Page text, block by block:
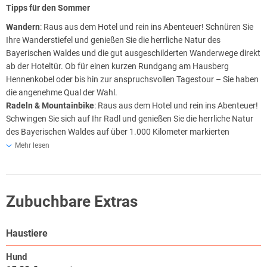
Tipps für den Sommer
Wandern: Raus aus dem Hotel und rein ins Abenteuer! Schnüren Sie
Ihre Wanderstiefel und genießen Sie die herrliche Natur des
Bayerischen Waldes und die gut ausgeschilderten Wanderwege direkt
ab der Hoteltür. Ob für einen kurzen Rundgang am Hausberg
Hennenkobel oder bis hin zur anspruchsvollen Tagestour – Sie haben
die angenehme Qual der Wahl.
Radeln & Mountainbike: Raus aus dem Hotel und rein ins Abenteuer!
Schwingen Sie sich auf Ihr Radl und genießen Sie die herrliche Natur
des Bayerischen Waldes auf über 1.000 Kilometer markierten
Radwegen. In der landschaftlich attraktiven Gegend rund um das
Golfen: Raus aus dem Hotel und rein ins Abenteuer! Schnappen Sie
Kanu / Kajak fahren und Stand Up Paddeln
Board „Bayerisch Kanada“, wie das Gebiet am Schwarzen Regen
Mehr lesen
Zubuchbare Extras
Haustiere
Hund